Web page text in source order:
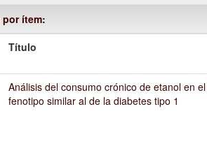
ítem:
Título
Análisis del consumo crónico de etanol en
fenotipo similar al de la diabetes tipo 1